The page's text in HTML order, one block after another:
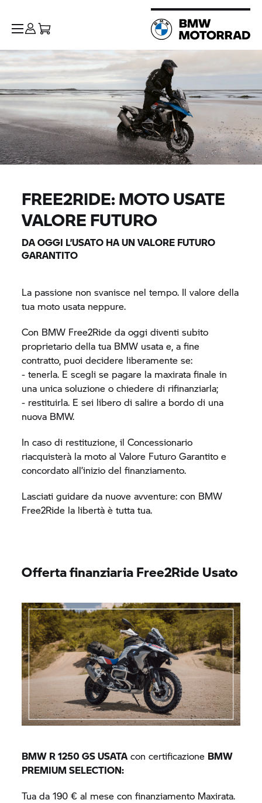
FREE2RIDE: MOTO USATE
VALORE FUTURO
DA OGGI L’USATO HA UN VALORE FUTURO
GARANTITO
La passione non svanisce nel tempo. Il valore della
tua moto usata neppure.
Con BMW Free2Ride da oggi diventi subito
proprietario della tua BMW usata e, a fine
contratto, puoi decidere liberamente se:
- tenerla. E scegli se pagare la maxirata finale in
una unica soluzione o chiedere di rifinanziarla;
- restituirla. E sei libero di salire a bordo di una
nuova BMW.
In caso di restituzione, il Concessionario
riacquisterà la moto al Valore Futuro Garantito e
concordato all’inizio del finanziamento.
Lasciati guidare da nuove avventure: con BMW
Free2Ride la libertà è tutta tua.
Offerta finanziaria Free2Ride Usato
BMW R 1250 GSUSATA con certificazione BMW
PREMIUM SELECTION:
Tua da 190 € al mese con finanziamento Maxirata.